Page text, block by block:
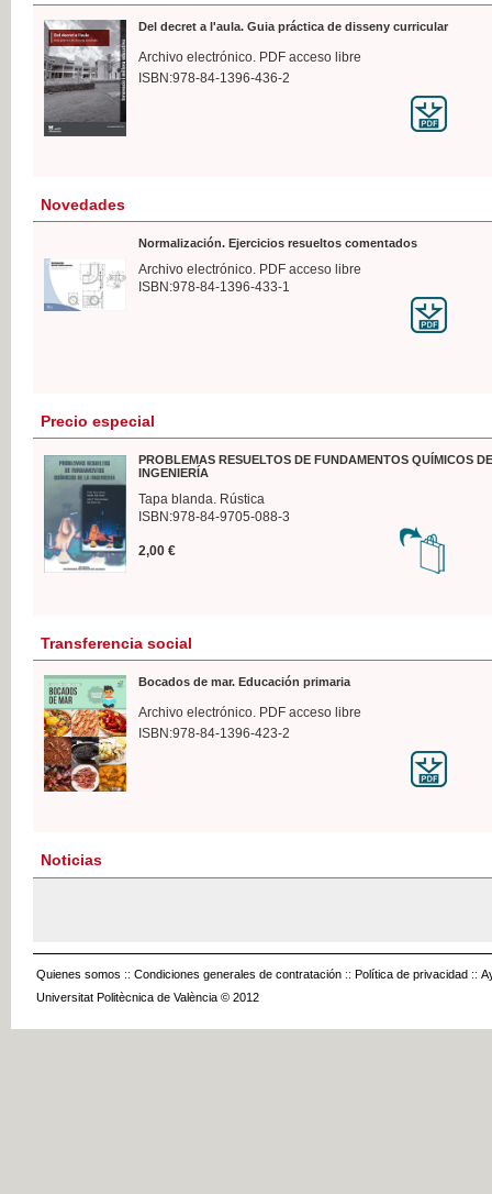
Del decret a l'aula. Guia práctica de disseny curricular
Archivo electrónico. PDF acceso libre
ISBN:978-84-1396-436-2
Novedades
Normalización. Ejercicios resueltos comentados
Archivo electrónico. PDF acceso libre
ISBN:978-84-1396-433-1
Precio especial
PROBLEMAS RESUELTOS DE FUNDAMENTOS QUÍMICOS
INGENIERÍA
Tapa blanda. Rústica
ISBN:978-84-9705-088-3
2,00 €
Transferencia social
Bocados de mar. Educación primaria
Archivo electrónico. PDF acceso libre
ISBN:978-84-1396-423-2
Noticias
Quienes somos :: Condiciones generales de contratación :: Política de privacidad ::
Universitat Politècnica de València © 2012